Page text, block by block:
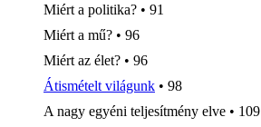
Miért a politika? • 91
Miért a mű? • 96
Miért az élet? • 96
Átismételt világunk • 98
A nagy egyéni teljesítmény elve • 109